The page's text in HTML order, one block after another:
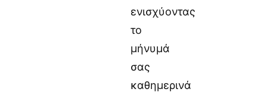
ενισχύοντας
το
μήνυμά
σας
καθημερινά